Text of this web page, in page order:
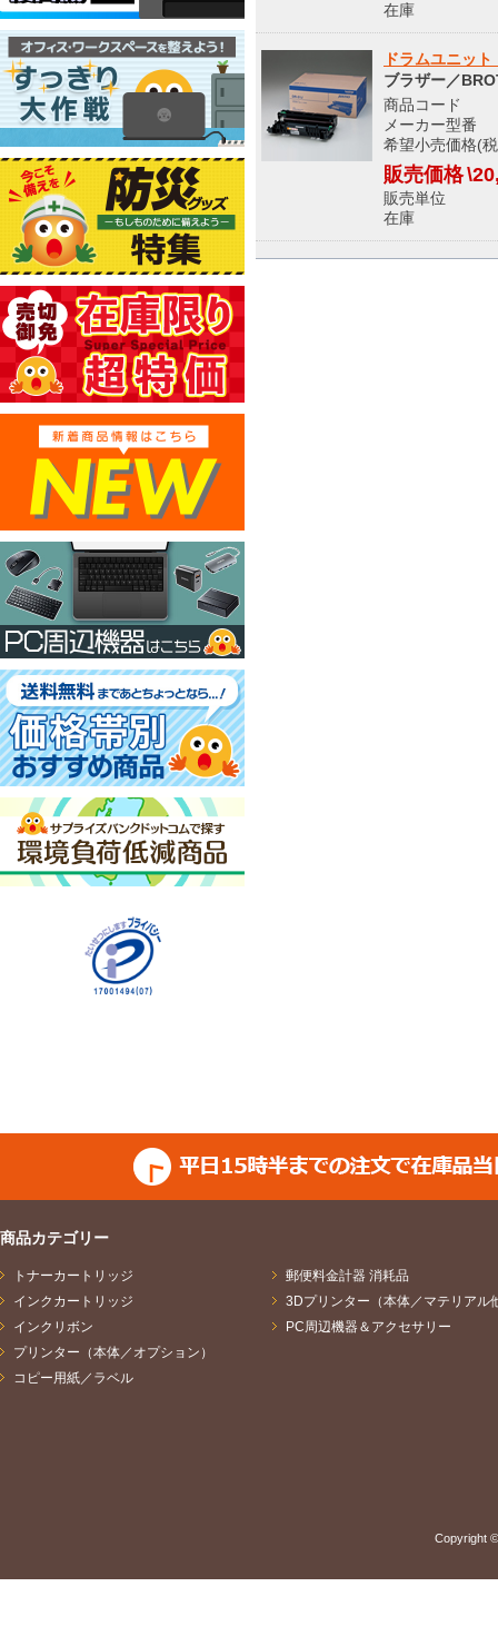
在庫
ドラムユニッ
ブラザー／
商品コー
メーカー型
希望小売価格(
販売価格
販売単
在庫
商品カテゴリー
トナーカートリッジ
インクカートリッジ
インクリボン
プリンター（本体／オプション）
コピー用紙／ラベル
郵便料金計器 消耗品
3Dプリンター（本体／マテリアル
PC周辺機器＆アクセサリー
Copyright